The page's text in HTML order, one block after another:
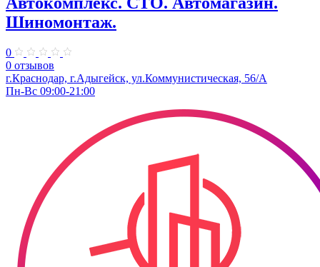
Шиномонтаж.
0
0 отзывов
г.Краснодар, г.Адыгейск, ул.Коммунистическая, 56/А
Пн-Вс 09:00-21:00